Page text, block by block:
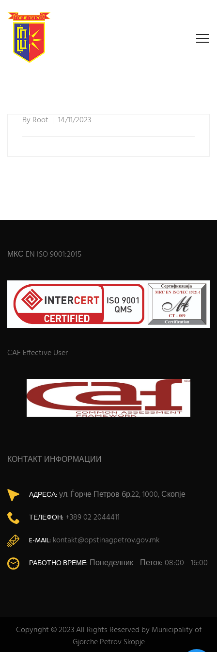
ByRoot 14/11/2023
МКС EN ISO 9001:2015
CAF Effective User
КОНТАКТ ИНФОРМАЦИИ
АДРЕСА: ул. Ѓорче Петров бр.22, 1000, Скопје
ТЕЛЕФОН: +389 02 2044411
E-MAIL: kontakt@opstinagpetrov.gov.mk
РАБОТНО ВРЕМЕ: Понеделник - Петок: 08:00 - 16:00
Copyright © 2023 All Rights Reserved by Municipality of
Gjorche Petrov Skopje